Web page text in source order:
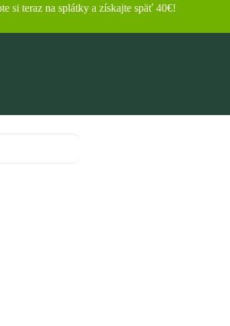
si teraz na splátky a získajte späť 40€!